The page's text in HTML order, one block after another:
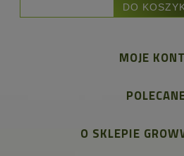
DO
MOJE
O SKLEPIE